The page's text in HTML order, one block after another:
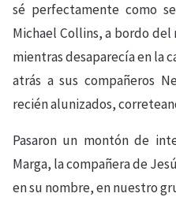
sé perfectamente como
Michael Collins, a bordo
mientras desaparecía en la
atrás a sus compañeros
recién alunizados,
Pasaron un montón de
Marga, la compañera de
en su nombre, en nuestro